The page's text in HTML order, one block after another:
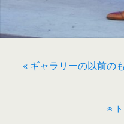
« ギャラリーの以前の